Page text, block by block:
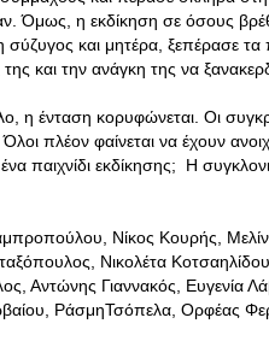
Όμως, η εκδίκηση σε όσους
και μητέρα, ξεπέρασε τα
της και την ανάγκη της να
η ένταση κορυφώνεται. Οι
πλέον φαίνεται να έχουν
παιχνίδι εκδίκησης; Η
Νίκος Κουρής,
Νικολέτα
Αντώνης Γιαννακός, Ευγενία
ΡάσμηΤσόπελα, Ορφέας